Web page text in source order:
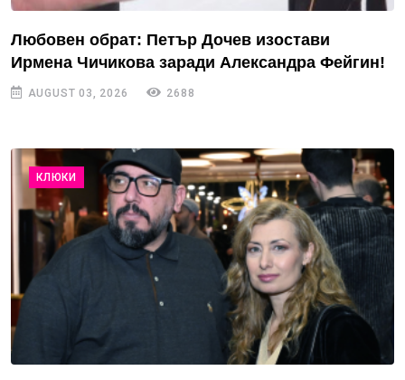
Любовен обрат: Петър Дочев изостави
Ирмена Чичикова заради Александра Фейгин!
AUGUST 03, 2026 2688
КЛЮКИ